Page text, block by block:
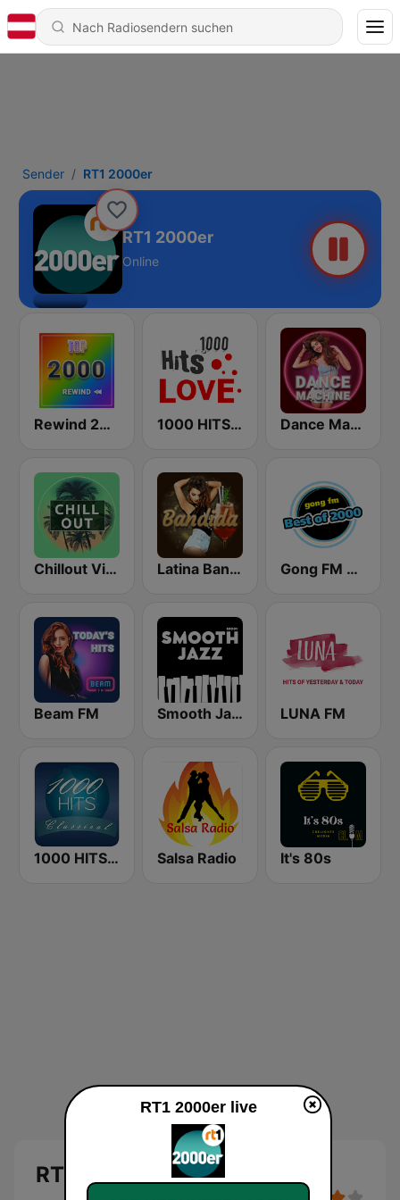
Sender RT1 2000er
RT1 2000er
Online
Rewind 2000's 1000 HITS Love Dance Machine
Chillout Vibes Latina Bandida! Gong FM Best of 2000
Beam FM Smooth Jazz - Groov LUNA FM
1000 HITS Classical Music Salsa Radio It's 80s
RT1 2000er
RT1 2000er live